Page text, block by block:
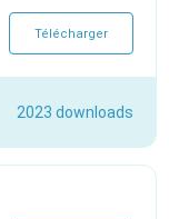
Télécharger
2023 downloads